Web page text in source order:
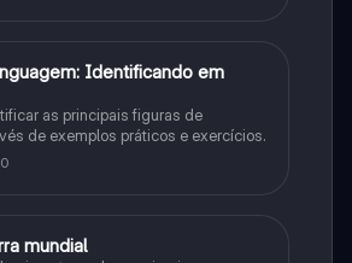
Identificando em
as principais figuras de
de exemplos práticos e exercícios.
0
mundial